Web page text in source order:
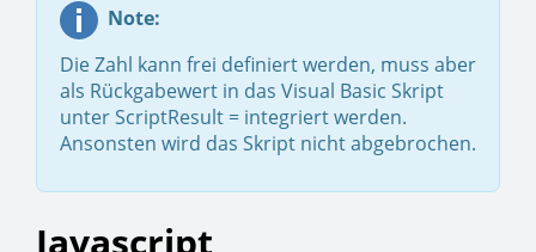
Note:
Die Zahl kann frei definiert werden, muss aber
als Rückgabewert in das Visual Basic Skript
unter ScriptResult = integriert werden.
Ansonsten wird das Skript nicht abgebrochen.
Javascript